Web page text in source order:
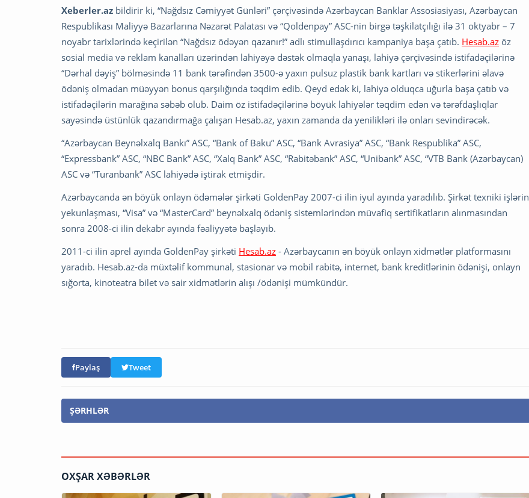
Xeberler.az bildirir ki, “Nağdsız Cəmiyyət Günləri” çərçivəsində Azərbaycan Banklar Assosiasiyası, Azərbaycan
Respublikası Maliyyə Bazarlarına Nəzarət Palatası və “Qoldenpay” ASC-nin birgə təşkilatçılığı ilə 31 oktyabr – 7
noyabr tarixlərində keçirilən “Nağdsız ödəyən qazanır!” adlı stimullaşdırıcı kampaniya başa çatıb. Hesab.az öz
sosial media və reklam kanalları üzərindən lahiyəyə dəstək olmaqla yanaşı, lahiyə çərçivəsində istifadəçilərinə
“Dərhal dəyiş” bölməsində 11 bank tərəfindən 3500-ə yaxın pulsuz plastik bank kartları və stikerlərini əlavə
ödəniş olmadan müəyyən bonus qarşılığında təqdim edib. Qeyd edək ki, lahiyə olduqca uğurla başa çatıb və
istifadəçilərin marağına səbəb olub. Daim öz istifadəçilərinə böyük lahiyələr təqdim edən və tərəfdaşlıqlar
sayəsində üstünlük qazandırmağa çalışan Hesab.az, yaxın zamanda da yenilikləri ilə onları sevindirəcək.
“Azərbaycan Beynəlxalq Bankı” ASC, “Bank of Baku” ASC, “Bank Avrasiya” ASC, “Bank Respublika” ASC,
“Expressbank” ASC, “NBC Bank” ASC, “Xalq Bank” ASC, “Rabitəbank” ASC, “Unibank” ASC, “VTB Bank (Azərbaycan)
ASC və “Turanbank” ASC lahiyədə iştirak etmişdir.
Azərbaycanda ən böyük onlayn ödəmələr şirkəti GoldenPay 2007-ci ilin iyul ayında yaradılıb. Şirkət texniki işlərin
yekunlaşması, “Visa” və “MasterCard” beynəlxalq ödəniş sistemlərindən müvafiq sertifikatların alınmasından
sonra 2008-ci ilin dekabr ayında fəaliyyətə başlayıb.
2011-ci ilin aprel ayında GoldenPay şirkəti Hesab.az - Azərbaycanın ən böyük onlayn xidmətlər platformasını
yaradıb. Hesab.az-da müxtəlif kommunal, stasionar və mobil rabitə, internet, bank kreditlərinin ödənişi, onlayn
sığorta, kinoteatra bilet və sair xidmətlərin alışı /ödənişi mümkündür.
Paylaş Tweet
ŞƏRHLƏR
OXŞAR XƏBƏRLƏR